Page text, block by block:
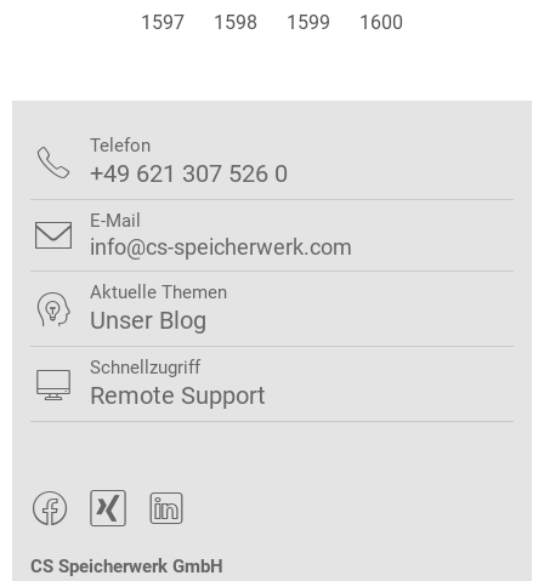
1597
1598 1599 1600
  
CS Speicherwerk GmbH
 Telefon
+49 621 307 526 0
 E-Mail
info@cs-speicherwerk.com
 Aktuelle Themen
Unser Blog
 Schnellzugriff
Remote Support